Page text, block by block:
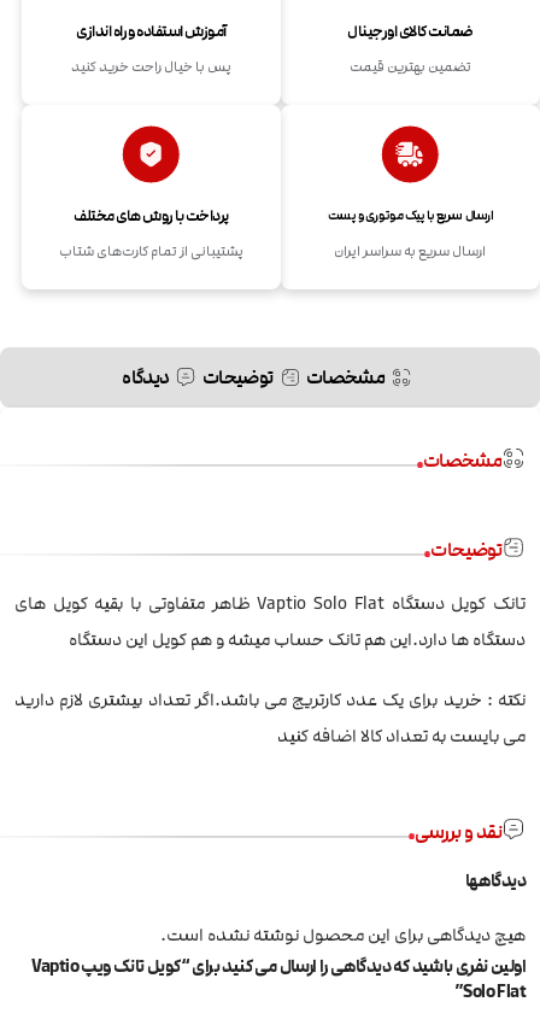
ضمانت کالای اورجینال
تضمین بهترین قیمت
آموزش استفاده و راه اندازی
پس با خیال راحت خرید کنید
ارسال سریع با پیک موتوری و پست
ارسال سریع به سراسر ایران
پرداخت با روش های مختلف
پشتیبانی از تمام کارت‌های شتاب
مشخصات توضیحات دیدگاه
مشخصات
توضیحات
تانک کویل دستگاه Vaptio Solo Flat ظاهر متفاوتی با بقیه کویل های
دستگاه ها دارد.این هم تانک حساب میشه و هم کویل این دستگاه
نکته : خرید برای یک عدد کارتریج می باشد.اگر تعداد بیشتری لازم دارید
می بایست به تعداد کالا اضافه کنید
نقد و بررسی
دیدگاهها
هیچ دیدگاهی برای این محصول نوشته نشده است.
اولین نفری باشید که دیدگاهی را ارسال می کنید برای “کویل تانک ویپ Vaptio
Solo Flat”